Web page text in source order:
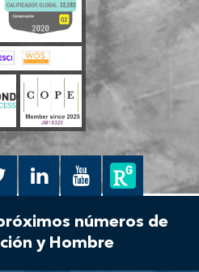
números de
y Hombre